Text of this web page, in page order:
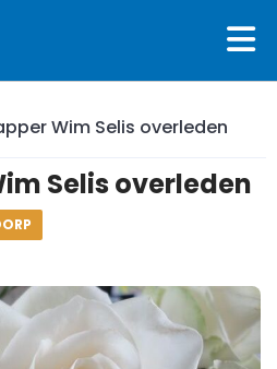
Wim Selis overleden
Selis overleden